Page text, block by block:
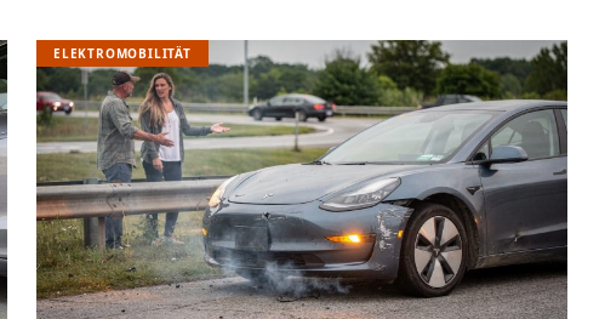
ELEKTROMOBILITÄT